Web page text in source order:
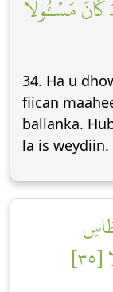
كَانَ مَسۡـُٔولٗا
34. Ha u
fiican
ballanka.
la is weydiin.